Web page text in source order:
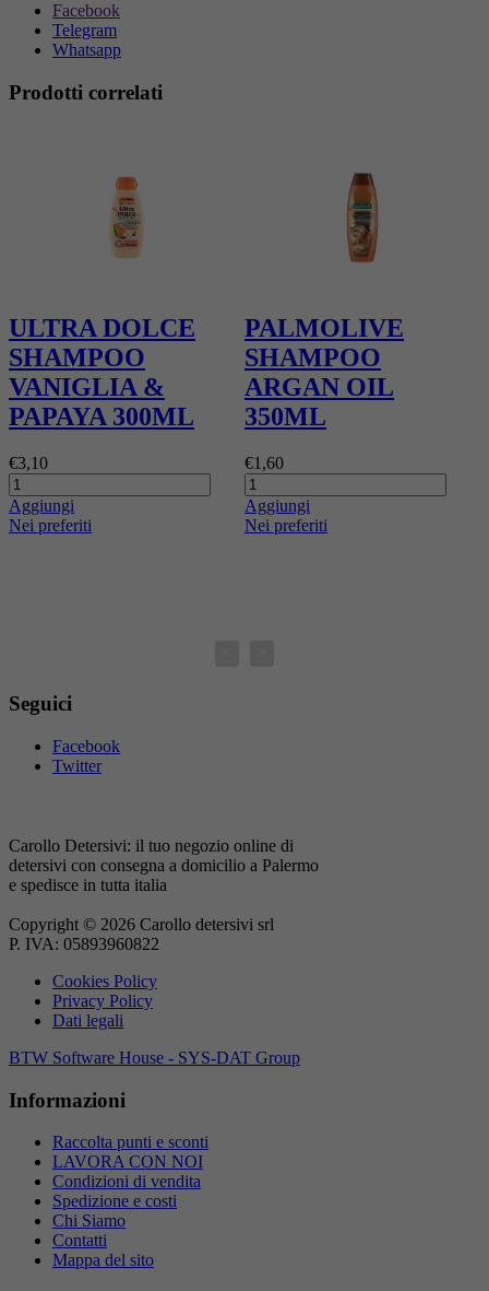
Facebook
Telegram
Whatsapp
Prodotti correlati
ULTRA DOLCE
SHAMPOO
VANIGLIA &
PAPAYA 300ML
€3,10
Aggiungi
Nei preferiti
PALMOLIVE
SHAMPOO
ARGAN OIL
350ML
€1,60
Aggiungi
Nei preferiti
Seguici
Facebook
Twitter
Carollo Detersivi: il tuo negozio online di
detersivi con consegna a domicilio a Palermo
e spedisce in tutta italia
Copyright © 2026 Carollo detersivi srl
P. IVA: 05893960822
Cookies Policy
Privacy Policy
Dati legali
BTW Software House - SYS-DAT Group
Informazioni
Raccolta punti e sconti
LAVORA CON NOI
Condizioni di vendita
Spedizione e costi
Chi Siamo
Contatti
Mappa del sito